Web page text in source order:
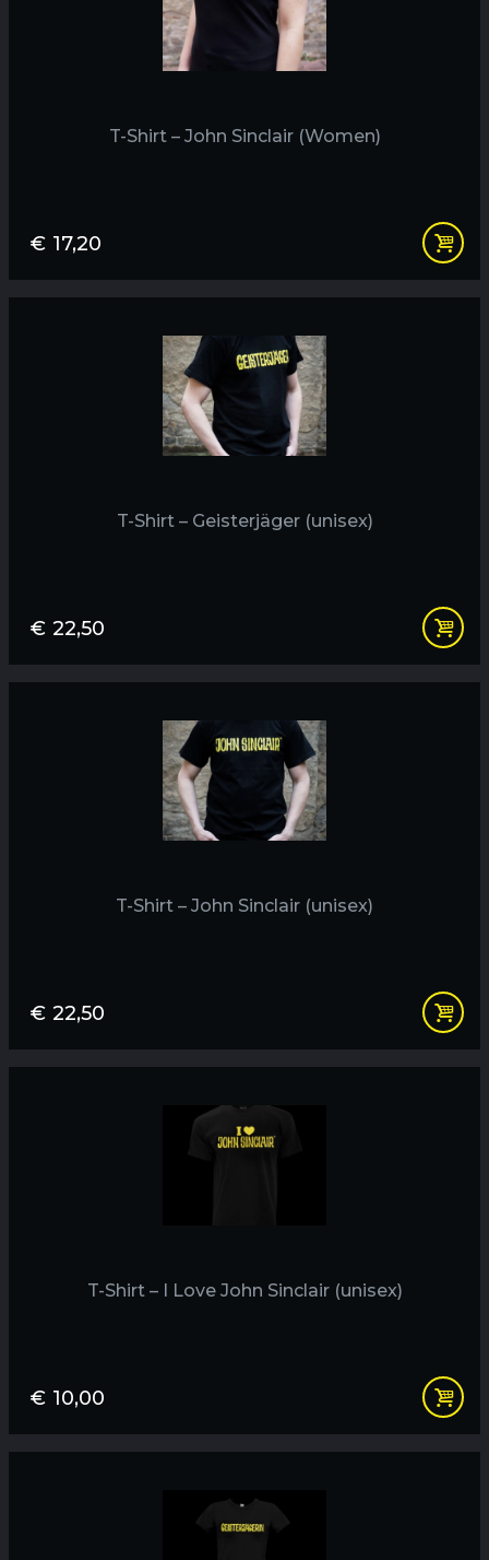
T-Shirt – John Sinclair (Women)
€ 17,20
T-Shirt – Geisterjäger (unisex)
€ 22,50
T-Shirt – John Sinclair (unisex)
€ 22,50
T-Shirt – I Love John Sinclair (unisex)
€ 10,00